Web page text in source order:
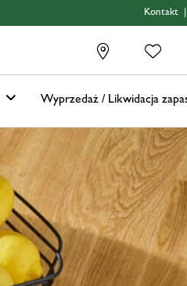
Kontakt
Wyprzedaż / Likwidacja